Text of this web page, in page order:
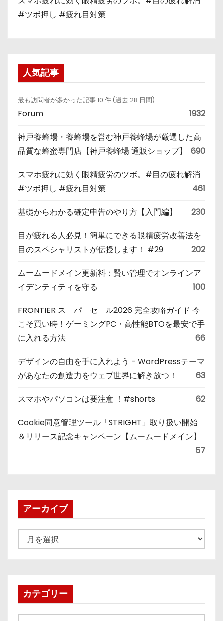
#ツボ押し #疲れ目対策
人気記事
最も訪問者が多かった記事 10 件 (過去 28 日間)
Forum 1932
神戸養蜂場・養蜂場を営む神戸養蜂場が厳選した高
品質な蜂蜜専門店【神戸養蜂場 通販ショップ】
690
スマホ疲れに効く眼精疲労のツボ。#目の疲れ解消
#ツボ押し #疲れ目対策
461
基礎からわかる確定申告のやり方【入門編】 230
目が疲れる人必見！簡単にできる眼精疲労改善法を
目のスペシャリストが伝授します！ #29
202
ムームードメイン更新料：賢い管理でオンラインア
イデンティティを守る
100
FRONTIER スーパーセール2026 完全攻略ガイド 今
こそ買い時！ゲーミングPC・高性能BTOを最安で手
に入れる方法
66
デザインの自由を手に入れよう - WordPressテーマ
があなたの創造力をウェブ世界に解き放つ！
63
スマホやパソコンは要注意 ！#shorts 62
Cookie同意管理ツール「STRIGHT」取り扱い開始
＆リリース記念キャンペーン【ムームードメイン】
57
アーカイブ
ー
ブカテゴリー